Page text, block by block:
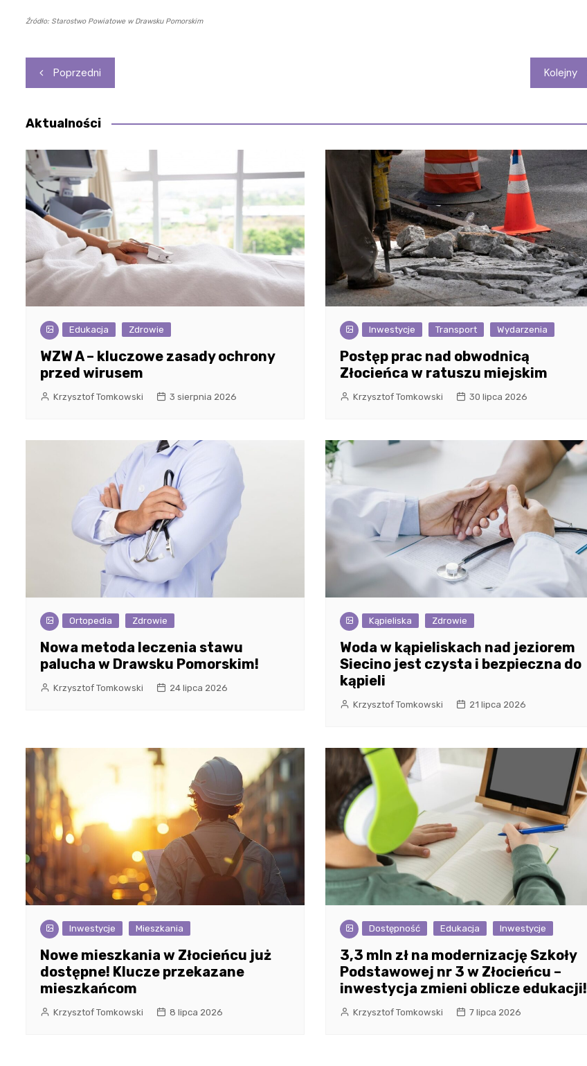
Źródło: Starostwo Powiatowe w Drawsku Pomorskim
Nawigacja
wpisu
Poprzedni Kolejny
Aktualności
Edukacja Zdrowie
WZW A – kluczowe zasady ochrony
przed wirusem
Krzysztof Tomkowski 3 sierpnia 2026
Inwestycje Transport Wydarzenia
Postęp prac nad obwodnicą
Złocieńca w ratuszu miejskim
Krzysztof Tomkowski 30 lipca 2026
Ortopedia Zdrowie
Nowa metoda leczenia stawu
palucha w Drawsku Pomorskim!
Krzysztof Tomkowski 24 lipca 2026
Kąpieliska Zdrowie
Woda w kąpieliskach nad jeziorem
Siecino jest czysta i bezpieczna do
kąpieli
Krzysztof Tomkowski 21 lipca 2026
Inwestycje Mieszkania
Nowe mieszkania w Złocieńcu już
dostępne! Klucze przekazane
mieszkańcom
Krzysztof Tomkowski 8 lipca 2026
Dostępność Edukacja Inwestycje
3,3 mln zł na modernizację Szkoły
Podstawowej nr 3 w Złocieńcu –
inwestycja zmieni oblicze edukacji!
Krzysztof Tomkowski 7 lipca 2026